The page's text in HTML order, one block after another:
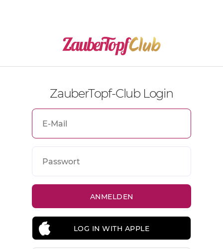
ZauberTopf-Club Login
LOG IN WITH APPLE